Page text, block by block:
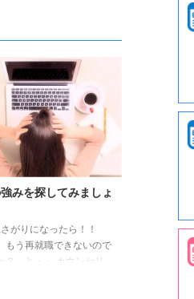
みを探してみましょ
がりになったら！！
もう再就職できないので
？」と・・ カウンセリ